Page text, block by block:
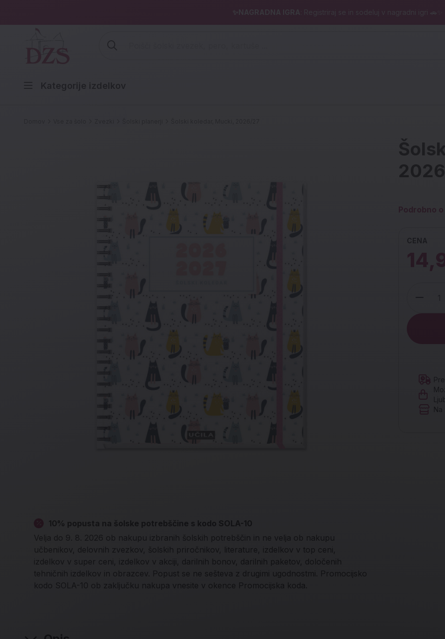
✨NAGRADNA IGRA : Registriraj se in sodeluj v nagradni igri 🚗✨
Kategorije izdelkov
10% popusta na šolske potrebščine s kodo SOLA-10
Velja do 9. 8. 2026 ob nakupu izbranih šolskih potrebščin in ne velja ob nakupu
učbenikov, delovnih zvezkov, šolskih priročnikov, literature, izdelkov v top ceni,
izdelkov v super ceni, izdelkov v akciji, darilnih bonov, darilnih paketov, določenih
tehničnih izdelkov in obrazcev. Popust se ne sešteva z drugimi ugodnostmi. Promocijsko
kodo SOLA-10 ob zaključku nakupa vnesite v okence Promocijska koda.
Podrobno
CENA
Količina